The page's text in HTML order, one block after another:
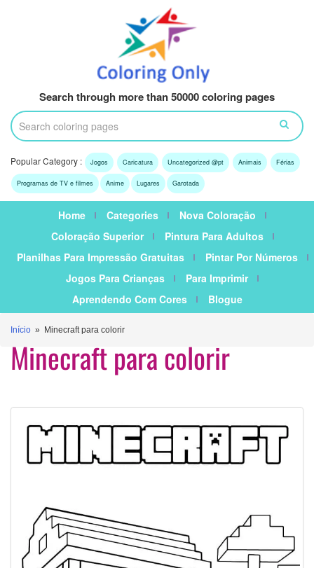
Search through more than 50000 coloring pages
Popular Category : Jogos Caricatura Uncategorized @pt Animais Férias
Programas de TV e filmes Anime Lugares Garotada
Home Categories
Nova Coloração
Coloração Superior
Pintura Para Adultos
Planilhas Para Impressão Gratuitas
Pintar Por Números
Jogos Para Crianças
Para Imprimir
Aprendendo Com Cores
Blogue
Início » Minecraft para colorir
Minecraft para colorir